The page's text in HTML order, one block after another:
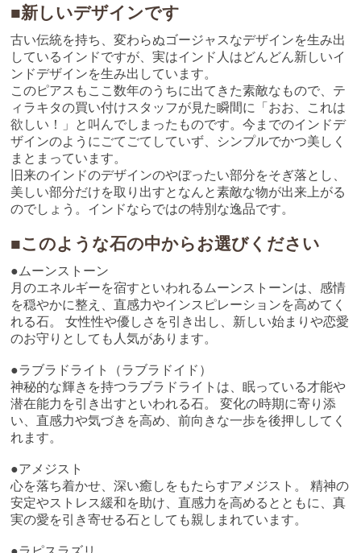
■新しいデザインです
古い伝統を持ち、変わらぬゴージャスなデザインを生み出
しているインドですが、実はインド人はどんどん新しいイ
ンドデザインを生み出しています。
このピアスもここ数年のうちに出てきた素敵なもので、テ
ィラキタの買い付けスタッフが見た瞬間に「おお、これは
欲しい！」と叫んでしまったものです。今までのインドデ
ザインのようにごてごてしていず、シンプルでかつ美しく
まとまっています。
旧来のインドのデザインのやぼったい部分をそぎ落とし、
美しい部分だけを取り出すとなんと素敵な物が出来上がる
のでしょう。インドならではの特別な逸品です。
■このような石の中からお選びください
●ムーンストーン
月のエネルギーを宿すといわれるムーンストーンは、感情
を穏やかに整え、直感力やインスピレーションを高めてく
れる石。 女性性や優しさを引き出し、新しい始まりや恋愛
のお守りとしても人気があります。
●ラブラドライト（ラブラドイド）
神秘的な輝きを持つラブラドライトは、眠っている才能や
潜在能力を引き出すといわれる石。 変化の時期に寄り添
い、直感力や気づきを高め、前向きな一歩を後押ししてく
れます。
●アメジスト
心を落ち着かせ、深い癒しをもたらすアメジスト。 精神の
安定やストレス緩和を助け、直感力を高めるとともに、真
実の愛を引き寄せる石としても親しまれています。